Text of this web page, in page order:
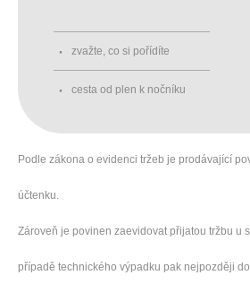
zvažte, co si pořídíte
cesta od plen k nočníku
Podle zákona o evidenci tržeb je prodávající
účtenku.
Zároveň je povinen zaevidovat přijatou tržbu u
případě technického výpadku pak nejpozději